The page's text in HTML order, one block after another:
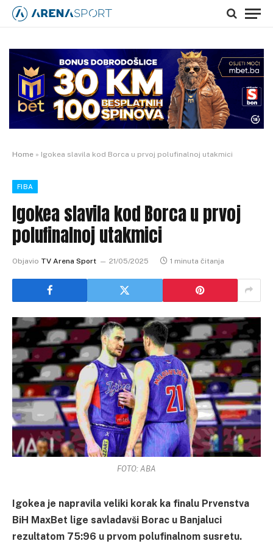
Home » Igokea slavila kod Borca u prvoj polufinalnoj utakmici
FIBA
Igokea slavila kod Borca u prvoj
polufinalnoj utakmici
Objavio TV Arena Sport 21/05/2025 1 minuta čitanja
FOTO: ABA
Igokea je napravila veliki korak ka finalu Prvenstva
BiH MaxBet lige savladavši Borac u Banjaluci
rezultatom 75:96 u prvom polufinalnom susretu.